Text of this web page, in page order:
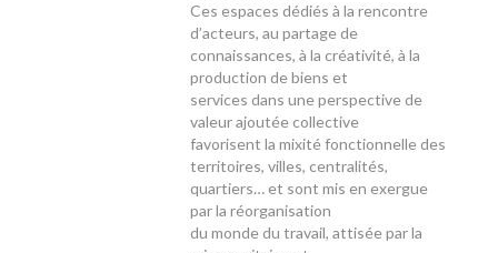
Ces espaces dédiés à la rencontre
d’acteurs, au partage de
connaissances, à la créativité, à la
production de biens et
services dans une perspective de
valeur ajoutée collective
favorisent la mixité fonctionnelle des
territoires, villes, centralités,
quartiers… et sont mis en exergue
par la réorganisation
du monde du travail, attisée par la